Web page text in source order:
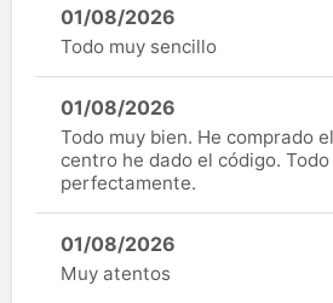
01/08/2026
Todo muy sencillo
01/08/2026
Todo muy bien. He comprado
centro he dado el código.
perfectamente.
01/08/2026
Muy atentos